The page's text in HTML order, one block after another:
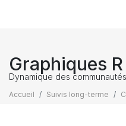
Graphiques
Dynamique des
Accueil Suivis long-terme